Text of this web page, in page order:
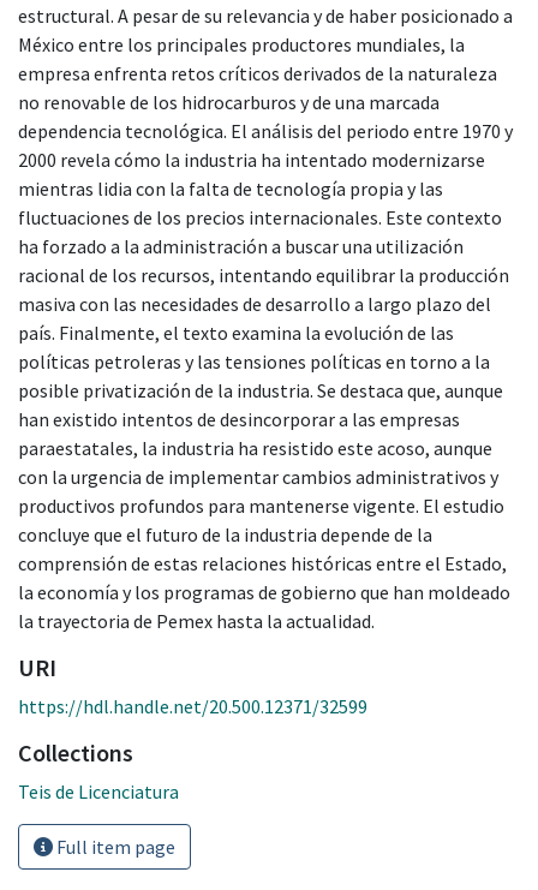
estructural. A pesar de su relevancia y de haber posicionado a
México entre los principales productores mundiales, la
empresa enfrenta retos críticos derivados de la naturaleza
no renovable de los hidrocarburos y de una marcada
dependencia tecnológica. El análisis del periodo entre 1970 y
2000 revela cómo la industria ha intentado modernizarse
mientras lidia con la falta de tecnología propia y las
fluctuaciones de los precios internacionales. Este contexto
ha forzado a la administración a buscar una utilización
racional de los recursos, intentando equilibrar la producción
masiva con las necesidades de desarrollo a largo plazo del
país. Finalmente, el texto examina la evolución de las
políticas petroleras y las tensiones políticas en torno a la
posible privatización de la industria. Se destaca que, aunque
han existido intentos de desincorporar a las empresas
paraestatales, la industria ha resistido este acoso, aunque
con la urgencia de implementar cambios administrativos y
productivos profundos para mantenerse vigente. El estudio
concluye que el futuro de la industria depende de la
comprensión de estas relaciones históricas entre el Estado,
la economía y los programas de gobierno que han moldeado
la trayectoria de Pemex hasta la actualidad.
URI
https://hdl.handle.net/20.500.12371/32599
Collections
Teis de Licenciatura
Full item page